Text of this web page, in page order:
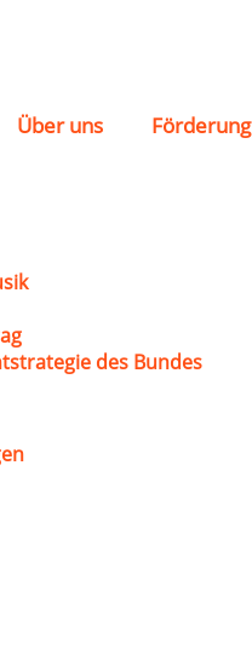
Über uns Förderung
des Bundes